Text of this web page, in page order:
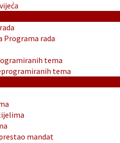
Programa rada
tema
tema
mandat